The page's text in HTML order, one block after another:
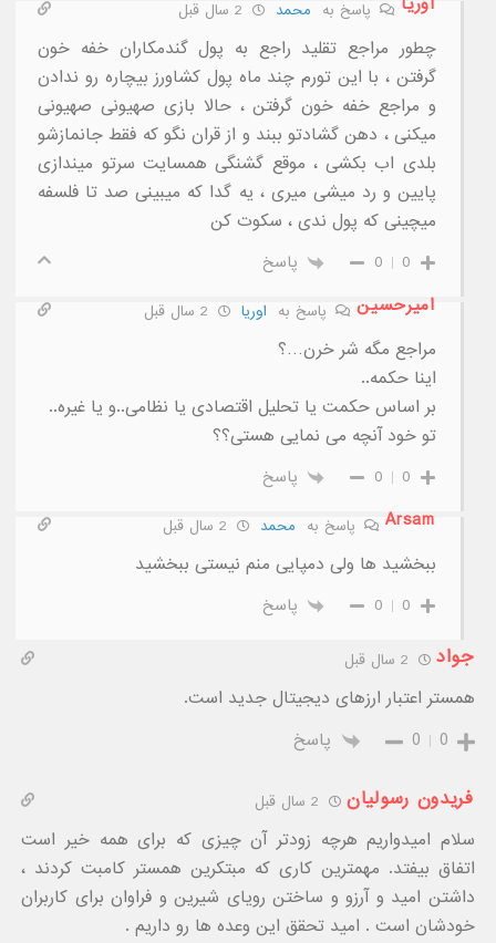
پاسخ به محمد
چطور مراجع تقلید راجع به پول گندمکاران خفه خون
گرفتن ، با این تورم چند ماه پول کشاورز بیچاره رو ندادن
و مراجع خفه خون گرفتن ، حالا بازی صهیونی صهیونی
میکنی ، دهن گشادتو ببند و از قران نگو که فقط جانمازشو
بلدی اب بکشی ، موقع گشنگی همسایت سرتو میندازی
پایین و رد میشی میری ، یه گدا که میبینی صد تا فلسفه
میچینی که پول ندی ، سکوت کن
0
0 پاسخ
امیرحسین پاسخ به اوریا
مراجع مگه شر خرن…؟
اینا حکمه..
بر اساس حکمت یا تحلیل اقتصادی یا نظامی..و یا غیره..
تو خود آنچه می نمایی هستی؟؟
0
0 پاسخ
Arsam پاسخ به محمد
ببخشید ها ولی دمپایی منم نیستی ببخشید
0
0 پاسخ
جواد
همستر اعتبار ارزهای دیجیتال جدید است.
0
0 پاسخ
فریدون رسولیان
سلام امیدواریم هرچه زودتر آن چیزی که برای همه خیر است
اتفاق بیفتد. مهمترین کاری که مبتکرین همستر کامبت کردند ،
داشتن امید و آرزو و ساختن رویای شیرین و فراوان برای کاربران
خودشان است . امید تحقق این وعده ها رو داریم .